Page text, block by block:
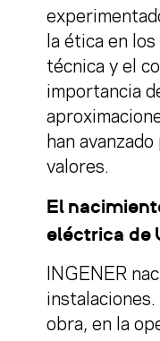
la ética en
técnica y el
importancia
han
valores.
El
eléctrica de
INGENER
instalaciones.
obra, en la